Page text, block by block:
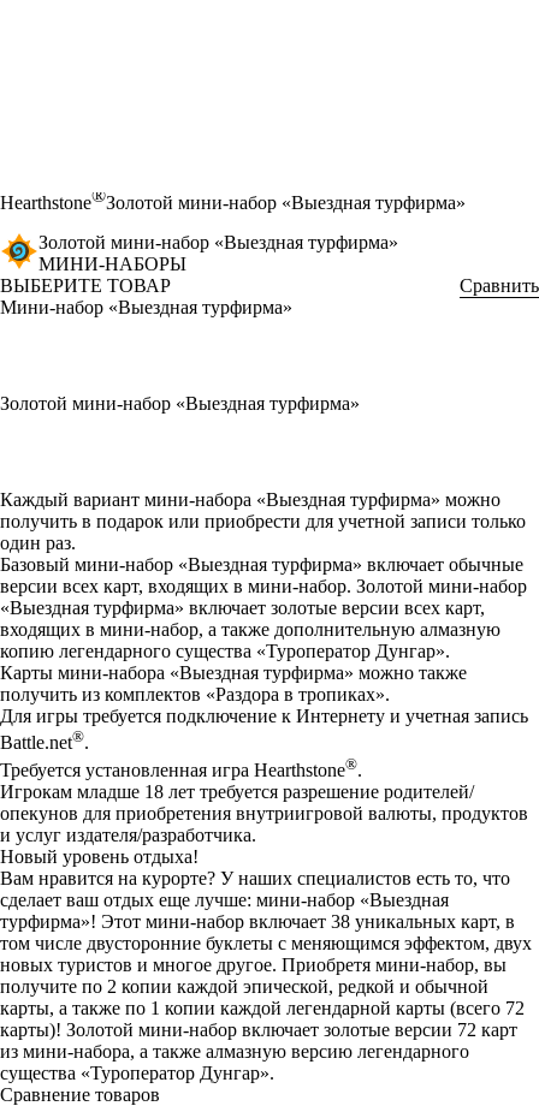
Hearthstone®Золотой мини-набор «Выездная турфирма»
Золотой мини-набор «Выездная турфирма»
МИНИ-НАБОРЫ
ВЫБЕРИТЕ ТОВАР
Сравнить
Мини-набор «Выездная турфирма»
Золотой мини-набор «Выездная турфирма»
Available actions
Каждый вариант мини-набора «Выездная турфирма» можно
получить в подарок или приобрести для учетной записи только
один раз.
Базовый мини-набор «Выездная турфирма» включает обычные
версии всех карт, входящих в мини-набор. Золотой мини-набор
«Выездная турфирма» включает золотые версии всех карт,
входящих в мини-набор, а также дополнительную алмазную
копию легендарного существа «Туроператор Дунгар».
Карты мини-набора «Выездная турфирма» можно также
получить из комплектов «Раздора в тропиках».
Для игры требуется подключение к Интернету и учетная запись
Battle.net®.
Требуется установленная игра Hearthstone®.
Игрокам младше 18 лет требуется разрешение родителей/
опекунов для приобретения внутриигровой валюты, продуктов
и услуг издателя/разработчика.
Новый уровень отдыха!
Вам нравится на курорте? У наших специалистов есть то, что
сделает ваш отдых еще лучше: мини-набор «Выездная
турфирма»! Этот мини-набор включает 38 уникальных карт, в
том числе двусторонние буклеты с меняющимся эффектом, двух
новых туристов и многое другое. Приобретя мини-набор, вы
получите по 2 копии каждой эпической, редкой и обычной
карты, а также по 1 копии каждой легендарной карты (всего 72
карты)! Золотой мини-набор включает золотые версии 72 карт
из мини-набора, а также алмазную версию легендарного
существа «Туроператор Дунгар».
Сравнение товаров